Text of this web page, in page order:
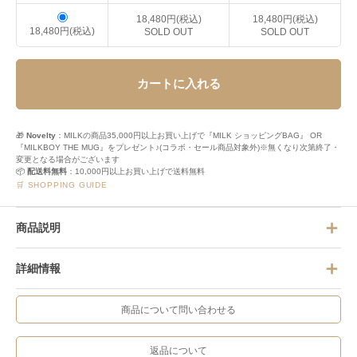
18,480円(税込)
18,480円(税込)
SOLD OUT
18,480円(税込)
SOLD OUT
カートに入れる
🎁 Novelty ：MILKの商品35,000円以上お買い上げで『MILK ショッピングBAG』 OR
『MILKBOY THE MUG』をプレゼント♪(コラボ・セール商品対象外)※無くなり次第終了・
変更となる場合がございます
📦 配送料無料 ：10,000円以上お買い上げで送料無料
🛒 SHOPPING GUIDE
商品説明
詳細情報
商品について問い合わせる
返品について